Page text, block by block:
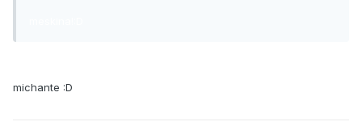
michante :D